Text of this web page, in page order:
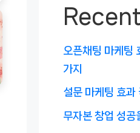
오픈채팅 마케팅
가지
설문 마케팅 효과
무자본 창업 성공